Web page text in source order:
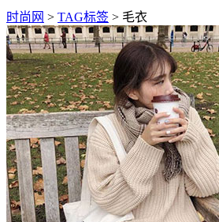
时尚网 > TAG标签 > 毛衣